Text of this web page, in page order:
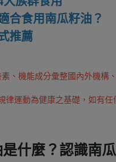
合食用南瓜籽油？
推薦
、機能成分彙整國內外機構
律運動為健康之基礎，如有
什麼？認識南